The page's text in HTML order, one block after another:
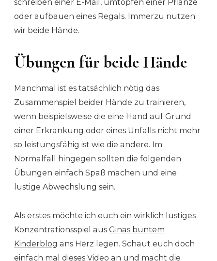
schreiben einer E-Mail, umtopfen einer Pflanze
oder aufbauen eines Regals. Immerzu nutzen
wir beide Hände.
Übungen für beide Hände
Manchmal ist es tatsächlich nötig das
Zusammenspiel beider Hände zu trainieren,
wenn beispielsweise die eine Hand auf Grund
einer Erkrankung oder eines Unfalls nicht mehr
so leistungsfähig ist wie die andere. Im
Normalfall hingegen sollten die folgenden
Übungen einfach Spaß machen und eine
lustige Abwechslung sein.
Als erstes möchte ich euch ein wirklich lustiges
Konzentrationsspiel aus Ginas buntem
Kinderblog ans Herz legen. Schaut euch doch
einfach mal dieses Video an und macht die